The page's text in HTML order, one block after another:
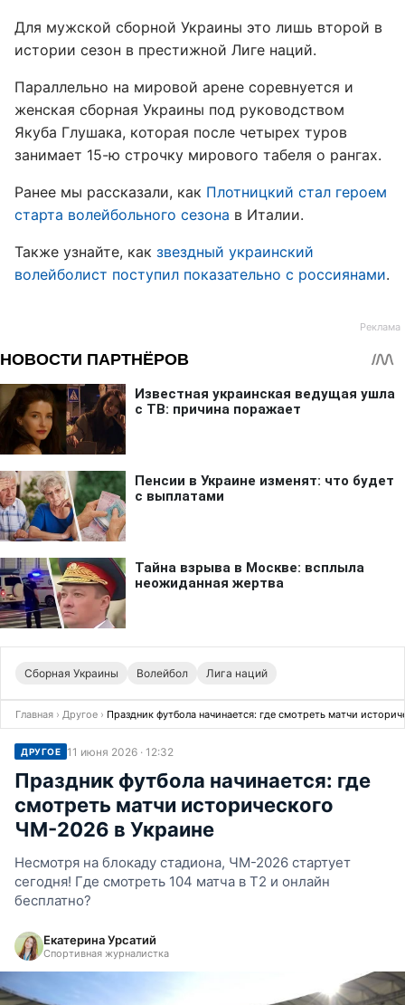
Для мужской сборной Украины это лишь второй в
истории сезон в престижной Лиге наций.
Параллельно на мировой арене соревнуется и
женская сборная Украины под руководством
Якуба Глушака, которая после четырех туров
занимает 15-ю строчку мирового табеля о рангах.
Ранее мы рассказали, как Плотницкий стал героем
старта волейбольного сезона в Италии.
Также узнайте, как звездный украинский
волейболист поступил показательно с россиянами.
Сборная Украины Волейбол Лига наций
Главная › Другое › Праздник футбола начинается: где смотреть матчи
ДРУГОЕ 11 июня 2026 · 12:32
Праздник футбола начинается: где
смотреть матчи исторического
ЧМ-2026 в Украине
Несмотря на блокаду стадиона, ЧМ-2026 стартует
сегодня! Где смотреть 104 матча в Т2 и онлайн
бесплатно?
Екатерина Урсатий
Спортивная журналистка